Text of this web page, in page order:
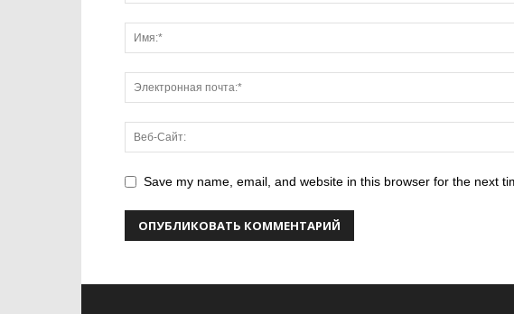
Save my name, email, and website in this browser for the next